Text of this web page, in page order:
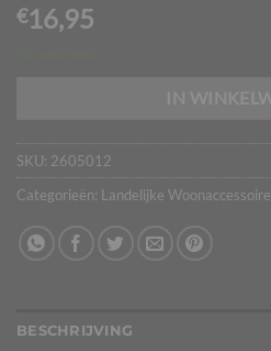
€16,95
SKU: 2605012
Categorieën: Landelijke
BESCHRIJVING